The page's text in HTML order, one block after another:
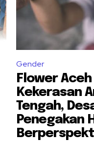
Gender
Flower
Kekerasan
Tengah,
Penegakan